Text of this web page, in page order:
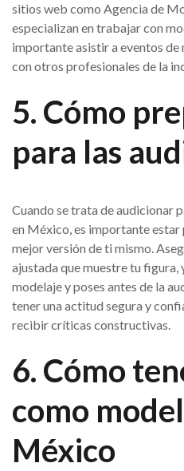
sitios web como Agencia de
especializan en trabajar con
importante asistir a eventos
con otros profesionales de la
5. Cómo
para las
Cuando se trata de audicionar
en México, es importante
mejor versión de ti mismo.
ajustada que muestre tu
modelaje y poses antes de la
tener una actitud segura y
recibir críticas constructivas.
6. Cómo
como
México